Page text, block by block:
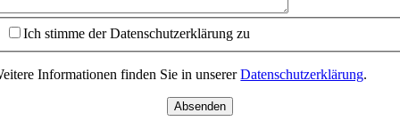
Ich stimme der Datenschutzerklärung zu
Informationen finden Sie in unsererDatenschutzerklärung.
Absenden